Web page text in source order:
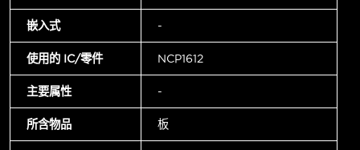
嵌入式 -
使用的 IC/零件 NCP1612
主要属性 -
所含物品 板